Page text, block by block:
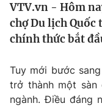
Thế giới
Tin tức
Câu chuyện quốc tế
Kinh tế
Tài chính
Thị trường
Dữ liệu và đời
VTV.vn - Hôm
chợ Du lịch Quốc
chính thức bắt
Tuy mới bước
trở thành một sàn
ngành. Điều đáng